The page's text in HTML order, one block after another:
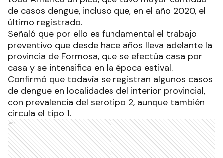
de casos dengue, incluso que, en el año 2020, el
último registrado.
Señaló que por ello es fundamental el trabajo
preventivo que desde hace años lleva adelante la
provincia de Formosa, que se efectúa casa por
casa y se intensifica en la época estival.
Confirmó que todavía se registran algunos casos
de dengue en localidades del interior provincial,
con prevalencia del serotipo 2, aunque también
circula el tipo 1.
Ads